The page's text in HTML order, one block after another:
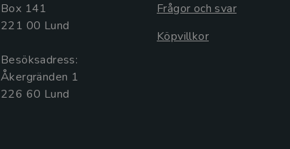
Box 141
221 00 Lund
Besöksadress:
Åkergränden 1
Frågor och svar
Köpvillkor